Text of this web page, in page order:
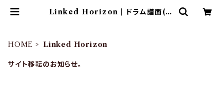
Linked Horizon | ドラム譜面(楽
HOME Linked Horizon
サイト移転のお知らせ。